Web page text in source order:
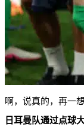
啊，说真的，再一
日耳曼队通过点球